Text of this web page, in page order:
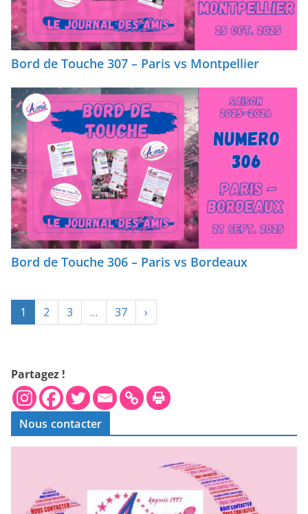
Bord de Touche 307 – Paris vs Montpellier
Bord de Touche 306 – Paris vs Bordeaux
1 2 3 … 37 ›
Partagez !
Nous contacter